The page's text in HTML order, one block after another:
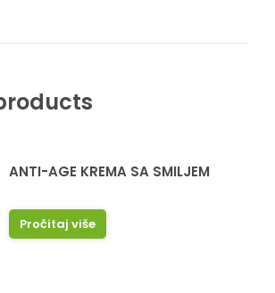
ANTI-AGE KREMA SA SMILJEM
Pročitaj više